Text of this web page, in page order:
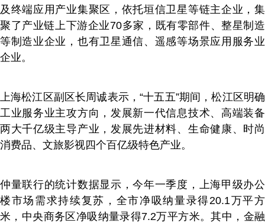
及终端应用产业集聚区，依托垣信卫星等链主企业，集
聚了产业链上下游企业70多家，既有零部件、整星制造
等制造业企业，也有卫星通信、遥感等场景应用服务业
企业。
上海松江区副区长周诚表示，“十五五”期间，松江区明确
工业服务业主攻方向，发展新一代信息技术、高端装备
两大千亿级主导产业，发展先进材料、生命健康、时尚
消费品、文旅影视四个百亿级特色产业。
仲量联行的统计数据显示，今年一季度，上海甲级办公
楼市场需求持续复苏，全市净吸纳量录得20.1万平方
米，中央商务区净吸纳量录得7.2万平方米。其中，金融